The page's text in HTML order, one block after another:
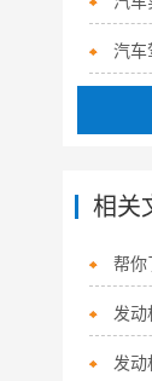
汽车
相关
发动
发动